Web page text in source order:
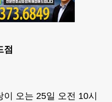
점
오는 25일 오전 10시